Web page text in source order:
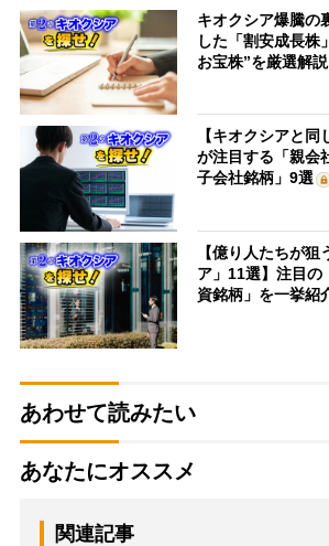
キオクシア爆騰の
した「割安成長
お宝株”を厳選解説
【キオクシアと
が注目する「親会
子会社銘柄」9選
【億り人たちが
ア」11選】注目の
資銘柄」を一挙紹
あわせて読みたい
あなたにオススメ
関連記事